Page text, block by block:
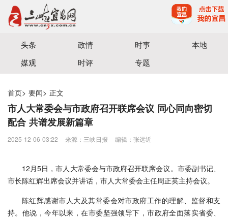
宜昌三峡融媒体中心主办
头条 政情 时事
本地
媒观
时评 专题
首页> 要闻> 正文
市人大常委会与市政府召开联席会议 同心同向密切
配合 共谱发展新篇章
2025-12-06 03:22 来源：三峡日报 编辑：张远近
12月5日，市人大常委会与市政府召开联席会议。市委副书记、
市长陈红辉出席会议并讲话，市人大常委会主任周正英主持会议。
陈红辉感谢市人大及其常委会对市政府工作的理解、监督和支
持。他说，今年以来，在市委坚强领导下，市政府全面落实省委、